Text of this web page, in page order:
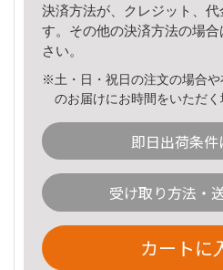
決済方法が、クレジット、
す。その他の決済方法の場合
さい。
※土・日・祝日の注文の場合
のお届けにお時間をいただく
即日出荷条件
受け取り方法・
カートに